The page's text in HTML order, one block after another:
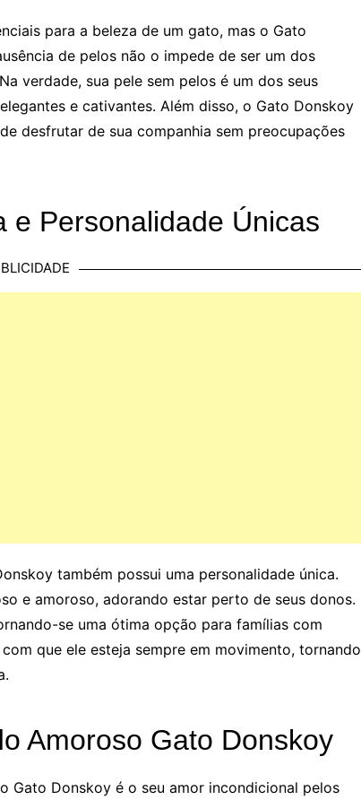
para a beleza de um gato, mas o Gato
de pelos não o impede de ser um dos
verdade, sua pele sem pelos é um dos seus
e cativantes. Além disso, o Gato Donskoy
desfrutar de sua companhia sem preocupações
e Personalidade Únicas
também possui uma personalidade única.
e amoroso, adorando estar perto de seus donos.
se uma ótima opção para famílias com
que ele esteja sempre em movimento, tornando
Amoroso Gato Donskoy
Gato Donskoy é o seu amor incondicional pelos